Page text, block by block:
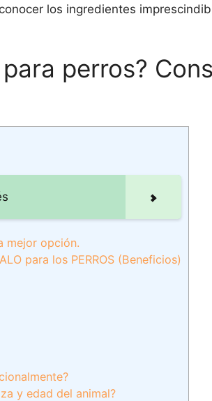
los ingredientes
perros?
mejor opción.
para los PERROS (Beneficios)
y edad del animal?